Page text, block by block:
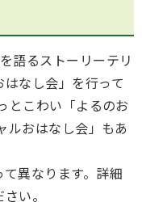
語るストーリーテリ
なし会」を行って
とこわい「よるのお
ルおはなし会」もあ
異なります。詳細
い。